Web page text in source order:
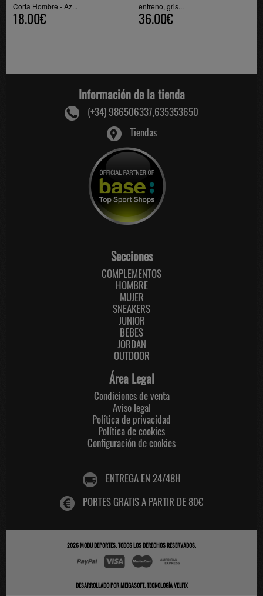
Corta Hombre - Az...
18.00€
entreno, gris...
36.00€
Información de la tienda
(+34) 986506337,635353650
Tiendas
Secciones
COMPLEMENTOS
HOMBRE
MUJER
SNEAKERS
JUNIOR
BEBES
JORDAN
OUTDOOR
Área Legal
Condiciones de venta
Aviso legal
Política de privacidad
Política de cookies
Configuración de cookies
ENTREGA EN 24/48H
PORTES GRATIS A PARTIR DE 80€
2026MOBU DEPORTES. TODOS LOS DERECHOS RESERVADOS.
DESARROLLADO PORMEIGASOFT.TECNOLOGÍA VELFIX